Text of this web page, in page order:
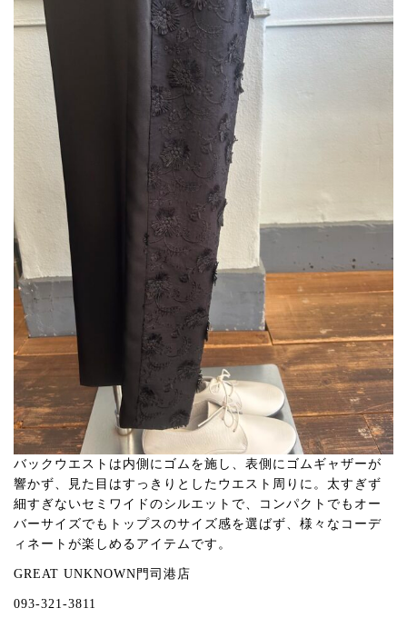
バックウエストは内側にゴムを施し、表側にゴムギャザーが
響かず、見た目はすっきりとしたウエスト周りに。太すぎず
細すぎないセミワイドのシルエットで、コンパクトでもオー
バーサイズでもトップスのサイズ感を選ばず、様々なコーデ
ィネートが楽しめるアイテムです。
GREAT UNKNOWN門司港店
093-321-3811